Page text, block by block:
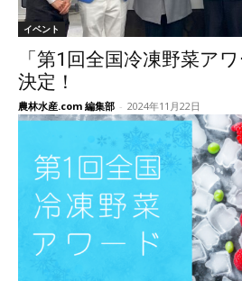
イベント
「第1回全国冷凍野菜ア
決定！
農林水産.com 編集部 - 2024年11月22日